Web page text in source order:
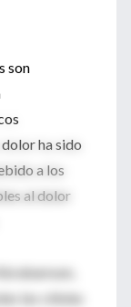
son
ha sido
a los
al dolor
las células